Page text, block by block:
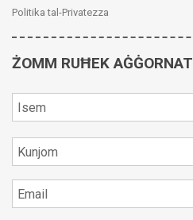
Politika tal-Privatezza
ŻOMM RUĦEK AĠĠORNAT